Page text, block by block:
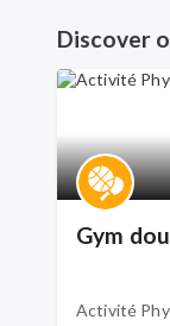
Discover
Gym
Activité